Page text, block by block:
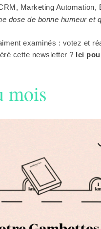
Marketing Automation,
dose de bonne humeur et
examinés : votez et
cette newsletter ? Ici
mois